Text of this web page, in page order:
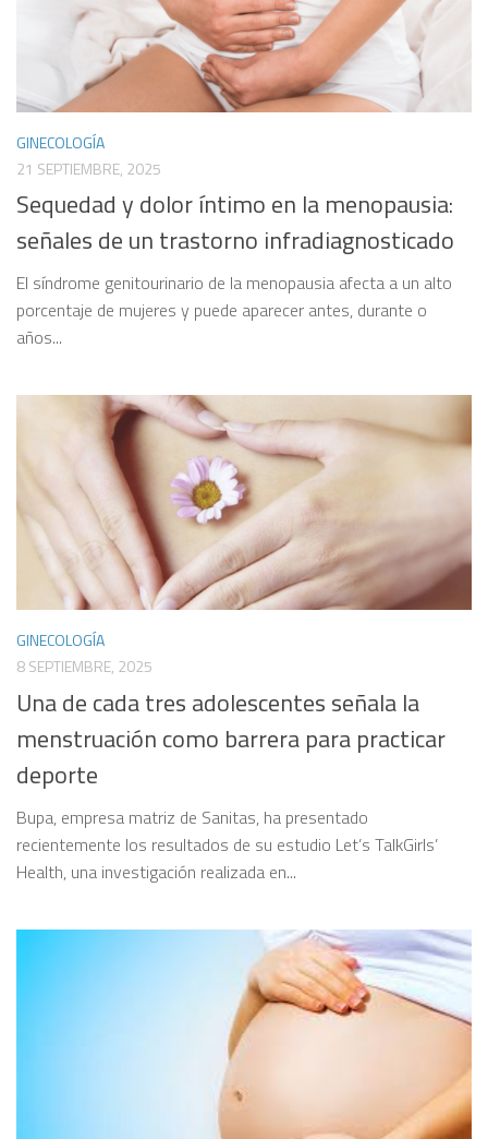
GINECOLOGÍA
21 SEPTIEMBRE, 2025
Sequedad y dolor íntimo en la menopausia:
señales de un trastorno infradiagnosticado
El síndrome genitourinario de la menopausia afecta a un alto
porcentaje de mujeres y puede aparecer antes, durante o
años...
GINECOLOGÍA
8 SEPTIEMBRE, 2025
Una de cada tres adolescentes señala la
menstruación como barrera para practicar
deporte
Bupa, empresa matriz de Sanitas, ha presentado
recientemente los resultados de su estudio Let’s TalkGirls’
Health, una investigación realizada en...